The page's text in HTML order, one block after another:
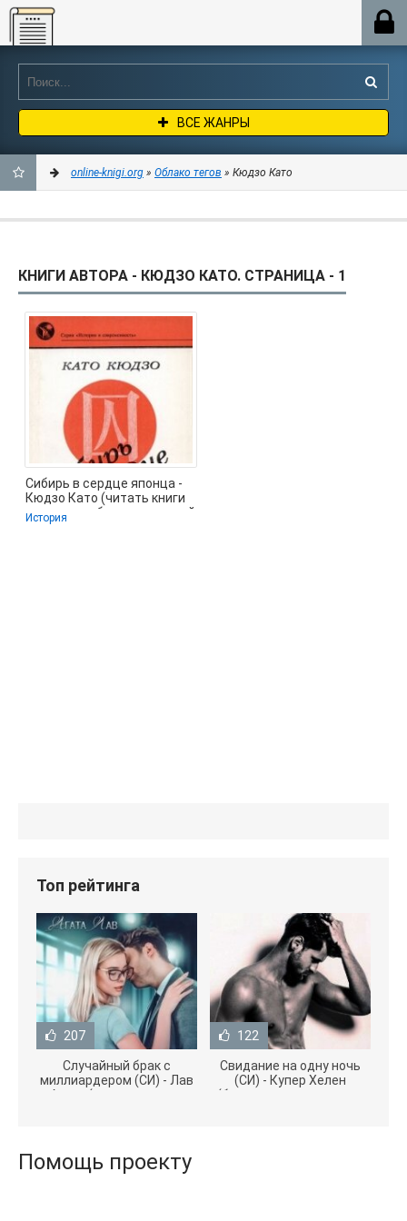
Online-knigi.org
ВСЕ ЖАНРЫ
ЗАКЛАДКИ
online-knigi.org » Облако тегов » Кюдзо Като
КНИГИ АВТОРА - КЮДЗО КАТО. СТРАНИЦА - 1
Сибирь в сердце японца -
Кюдзо Като (читать книги
полностью без сокращений
TXT,
История
Топ рейтинга
207
Случайный брак с
миллиардером (СИ) - Лав
Агата (полная версия
122
Свидание на одну ночь
(СИ) - Купер Хелен
(бесплатные серии книг
Помощь проекту